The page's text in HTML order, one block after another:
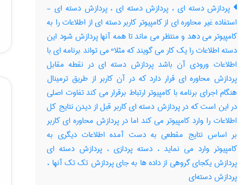
پردازش دسته ای ، پردازش دسته ای ، پردازش دسته ای -
استفاده غیر محاوره ای از کامپیوتر کاربر دسته ای از اطلاعات را به
کامپیوتر می دهد و منتظر می ماند تا همه آنها پردازش شود این
دسته اطلاعات را یک کار می گویند که مثلا" می تواند برنامه ای با
اطلاعات ورودی آن باشد پردازش دسته ای در نقطه مقابل
پردازش محاوره ای قرار دارد که در آن کاربر از طریق ترمینال
هنگام اجرای برنامه با کامپیوتر ارتباط برقرار می کند تفاوت اصلی
در این است که در پردازش دسته ای کاربر قبل از دیدن نتایج کل
اطلاعات را وارد کامپیوتر می کند اما در پردازش محاوره ای کاربر
بر اساس نتایج مقطعی به دست آمده اطلاعات دیگری به
کامپیوتر وارد می نماید ، دسته پردازی ، پردازش دسته ای
پردازش یکجای گروهی از داده ها به جای پردازش تک تک آنها ،
پردازش دسته‌ای